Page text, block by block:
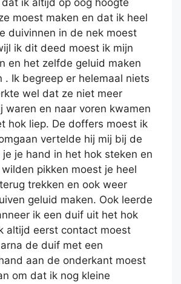
ik altijd op oog hoogte
moest maken en dat ik heel
duivinnen in de nek moest
ik dit deed moest ik mijn
en het zelfde geluid maken
. Ik begreep er helemaal niets
wel dat ze niet meer
waren en naar voren kwamen
hok liep. De doffers moest ik
vertelde hij mij bij de
je hand in het hok steken en
pikken moest je heel
trekken en ook weer
geluid maken. Ook leerde
ik een duif uit het hok
altijd eerst contact moest
de duif met een
aan de onderkant moest
om dat ik nog kleine